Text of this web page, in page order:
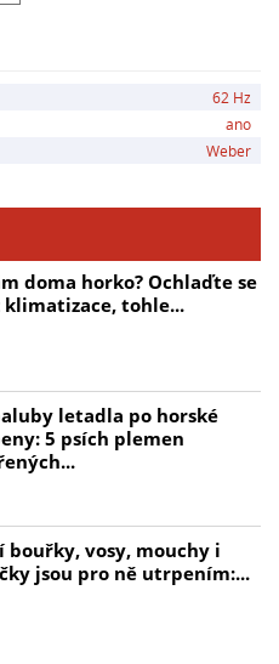
732 kg
/ 15 LD 420
kW (10,0 PS)
otáčkách: 6,3 kW (8,6
62 Hz
ano
Weber
doma horko? Ochlaďte se
klimatizace, tohle...
letadla po horské
5 psích plemen
bouřky, vosy, mouchy i
jsou pro ně utrpením:...